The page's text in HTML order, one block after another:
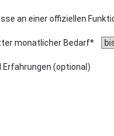
an einer offiziellen
monatlicher Bedarf*
Erfahrungen (optional)